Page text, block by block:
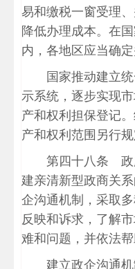
易和缴税一窗受理
降低办理成本。在
内，各地区应当确
国家推动建立
示系统，逐步实现
产和权利担保登记
产和权利范围另行规
第四十八条 政
建亲清新型政商关
企沟通机制，采取
反映和诉求，了解
难和问题，并依法帮
建立政企沟通